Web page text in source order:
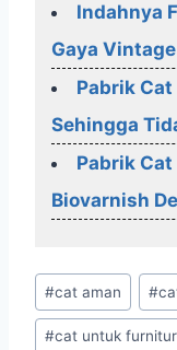
Indahnya
Gaya
Pabrik
Sehingga
Pabrik Cat
Biovarnish
Post
Tags:
#cat aman #
#cat untuk